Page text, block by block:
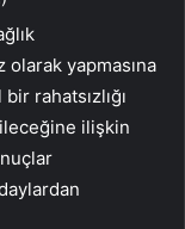
yapmasına
rahatsızlığı
ilişkin